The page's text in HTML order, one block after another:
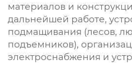
материалов и
дальнейшей работе,
подмащивания (лесов,
подъемников),
электроснабжения и